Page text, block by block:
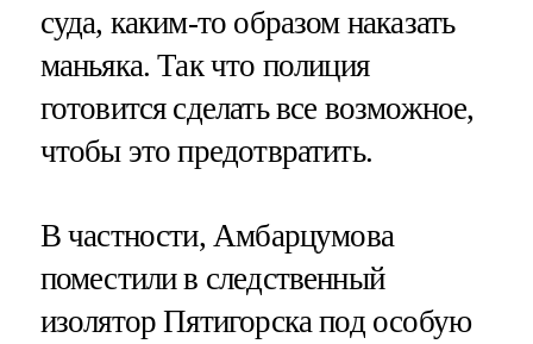
суда, каким-то образом наказать
маньяка. Так что полиция
готовится сделать все возможное,
чтобы это предотвратить.
В частности, Амбарцумова
поместили в следственный
изолятор Пятигорска под особую